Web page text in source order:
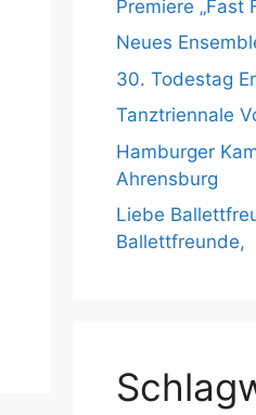
Premiere „Fast
Neues
30. Todestag
Tanztriennale
Hamburger
Ahrensburg
Liebe
Ballettfreunde,